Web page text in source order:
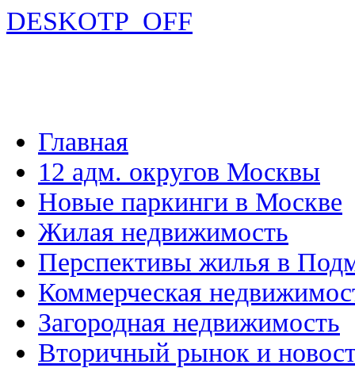
DESKOTP_OFF
Главная
12 адм. округов Москвы
Новые паркинги в Москве
Жилая недвижимость
Перспективы жилья в
Коммерческая
Загородная недвижимость
Вторичный рынок и